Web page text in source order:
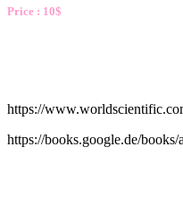
Price : 10$
https://
https://books.google.de/